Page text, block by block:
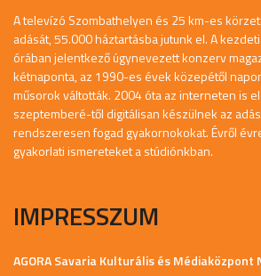
A televízó Szombathelyen és 25 km-es
adását, 55.000 háztartásba jutunk el. A
órában jelentkező úgynevezett konzerv
kétnaponta, az 1990-es évek közepétől
műsorok váltották. 2004 óta az interneten is
szeptemberé-től digitálisan készülnek az
rendszeresen fogad gyakornokokat. Évről
gyakorlati ismereteket a stúdiónkban.
IMPRESSZUM
AGORA Savaria Kulturális és